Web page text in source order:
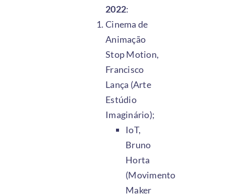
2022:
Cinema de
Animação
Stop Motion,
Francisco
Lança (Arte
Estúdio
Imaginário);
IoT,
Bruno
Horta
(Movimento
Maker